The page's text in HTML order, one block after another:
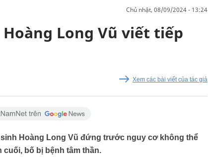
chủ nhật, 08/09/2024 - 13:24
Long Vũ viết tiếp
Xem các bài viết của tác giả
Hoàng Long Vũ đứng trước nguy cơ không thể
bố bị bệnh tâm thần.